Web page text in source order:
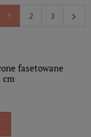
1 2 3
fasetowane
cm